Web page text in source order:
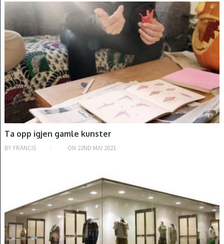
INTRODUKSJON
Ta opp igjen gamle kunster
BY FRANCIS ON 22ND MAI 2021